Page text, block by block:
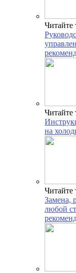
Читайте
Читайте
на
Читайте
Замена,
любой